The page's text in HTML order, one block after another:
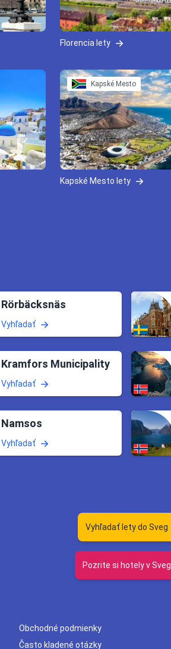
Florencia lety
Kapské Mesto
Kapské Mesto lety
Rörbäcksnäs
Vyhľadať
Kramfors Municipality
Vyhľadať
Namsos
Vyhľadať
Vyhľadať lety do Sveg
Pozrite si hotely v Sveg
Obchodné podmienky
Často kladené otázky